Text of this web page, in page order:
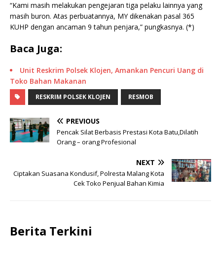
“Kami masih melakukan pengejaran tiga pelaku lainnya yang
masih buron. Atas perbuatannya, MY dikenakan pasal 365
KUHP dengan ancaman 9 tahun penjara,” pungkasnya. (*)
Baca Juga:
Unit Reskrim Polsek Klojen, Amankan Pencuri Uang di
Toko Bahan Makanan
RESKRIM POLSEK KLOJEN RESMOB
PREVIOUS
Pencak Silat Berbasis Prestasi Kota Batu,Dilatih
Orang – orang Profesional
NEXT
Ciptakan Suasana Kondusif, Polresta Malang Kota
Cek Toko Penjual Bahan Kimia
Berita Terkini